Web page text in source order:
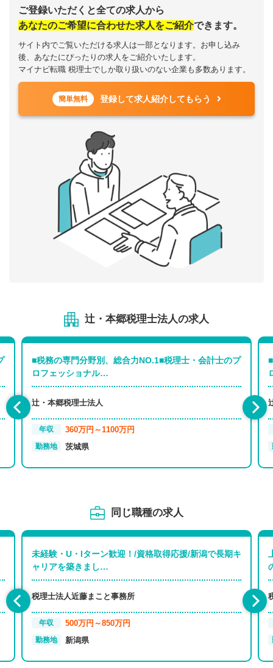
ご登録いただくと全ての求人から
あなたのご希望に合わせた求人をご紹介できます。
サイト内でご覧いただける求人は一部となります。お申し込み
後、あなたにぴったりの求人をご紹介いたします。
マイナビ転職 税理士でしか取り扱いのない企業も多数あります。
簡単無料 登録して求人紹介してもらう
辻・本郷税理士法人の求人
■税務の専門分野別、総合力NO.1■税理士・会計士のプ
ロフェッショナル…
辻・本郷税理士法人
年収 360万円～1100万円
勤務地 茨城県
同じ職種の求人
未経験・U・Iターン歓迎！/資格取得応援/新潟で長期キ
ャリアを築きまし…
税理士法人近藤まこと事務所
年収 500万円～850万円
勤務地 新潟県